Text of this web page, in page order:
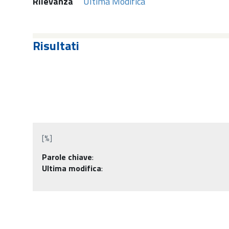
Risultati
[%]
Parole chiave:
Ultima modifica: